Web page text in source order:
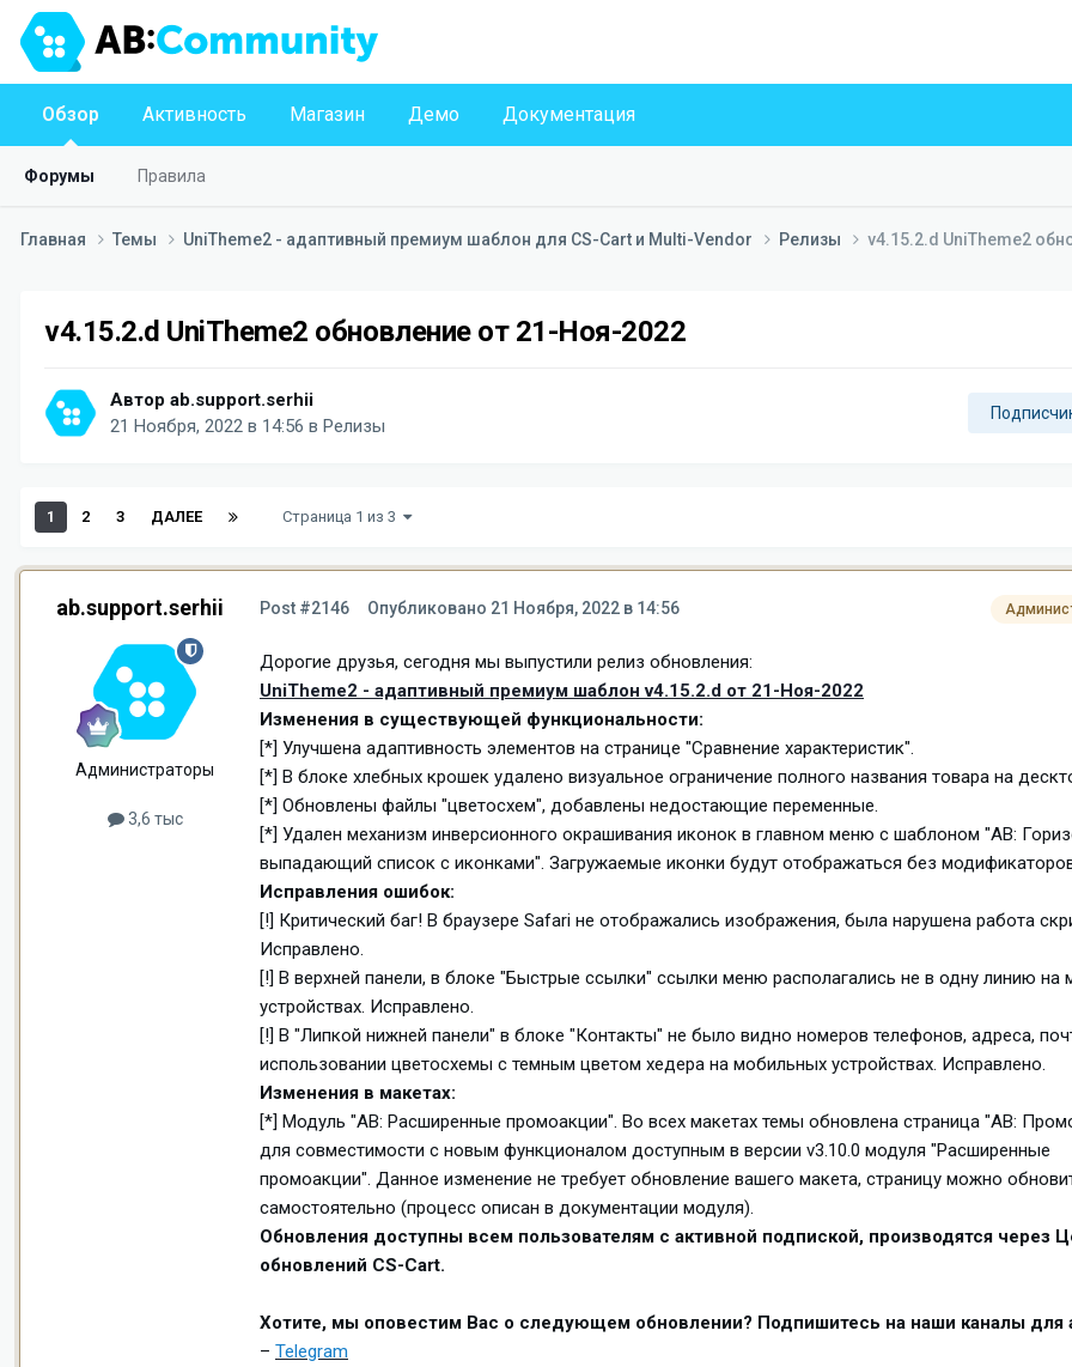
Обзор
Форумы Правила
Активность Магазин Демо Документация
Главная Темы UniTheme2 - адаптивный премиум шаблон для CS-Cart и Multi-Vendor Релизы v4.15.2.d UniTheme2
v4.15.2.d UniTheme2 обновление от 21-Ноя-2022
Автор ab.support.serhii
21 Ноября, 2022 в 14:56 в Релизы
1 2 3 ДАЛЕЕ Страница 1 из 3
ab.support.serhii
Администраторы
3,6 тыс
Post #2146 Опубликовано 21 Ноября, 2022 в 14:56
Дорогие друзья, сегодня мы выпустили релиз обновления:
UniTheme2 - адаптивный премиум шаблон v4.15.2.d от 21-Ноя-2022
Изменения в существующей функциональности:
[*] Улучшена адаптивность элементов на странице "Сравнение характеристик".
[*] В блоке хлебных крошек удалено визуальное ограничение полного названия товара на
[*] Обновлены файлы "цветосхем", добавлены недостающие переменные.
[*] Удален механизм инверсионного окрашивания иконок в главном меню с шаблоном "AB:
выпадающий список с иконками". Загружаемые иконки будут отображаться без
Исправления ошибок:
[!] Критический баг! В браузере Safari не отображались изображения, была нарушена работа
Исправлено.
[!] В верхней панели, в блоке "Быстрые ссылки" ссылки меню располагались не в одну линию на
устройствах. Исправлено.
[!] В "Липкой нижней панели" в блоке "Контакты" не было видно номеров телефонов, адреса,
использовании цветосхемы с темным цветом хедера на мобильных устройствах. Исправлено.
Изменения в макетах:
[*] Модуль "AB: Расширенные промоакции". Во всех макетах темы обновлена страница "АВ:
для совместимости с новым функционалом доступным в версии v3.10.0 модуля "Расширенные
промоакции". Данное изменение не требует обновление вашего макета, страницу можно
самостоятельно (процесс описан в документации модуля).
Обновления доступны всем пользователям с активной подпиской, производятся через
обновлений CS-Cart.
Хотите, мы оповестим Вас о следующем обновлении? Подпишитесь на наши каналы для
– Telegram